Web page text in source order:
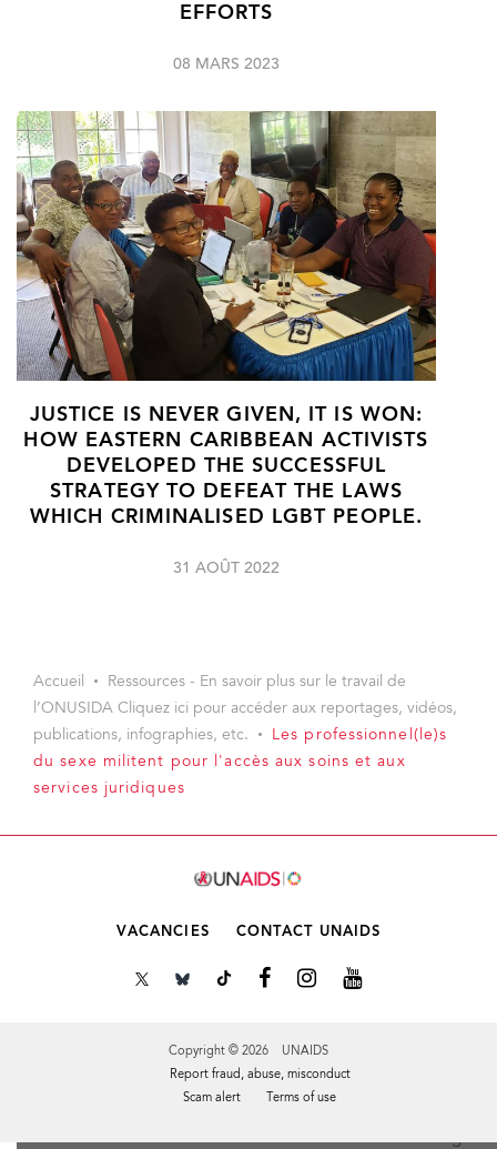
EFFORTS
08 MARS 2023
JUSTICE IS NEVER GIVEN, IT IS WON:
HOW EASTERN CARIBBEAN ACTIVISTS
DEVELOPED THE SUCCESSFUL
STRATEGY TO DEFEAT THE LAWS
WHICH CRIMINALISED LGBT PEOPLE.
31 AOÛT 2022
Accueil
Ressources - En savoir plus sur le travail de
l’ONUSIDA Cliquez ici pour accéder aux reportages, vidéos,
publications, infographies, etc.
Les professionnel(le)s
du sexe militent pour l'accès aux soins et aux
services juridiques
VACANCIES CONTACT UNAIDS
Copyright © 2026 UNAIDS
Report fraud, abuse, misconduct
Scam alert
Terms of use